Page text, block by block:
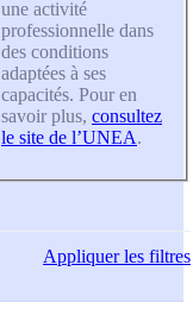
une activité
professionnelle dans
des conditions
adaptées à ses
capacités. Pour en
savoir plus, consultez
le site de l’UNEA.
Appliquerles filtres